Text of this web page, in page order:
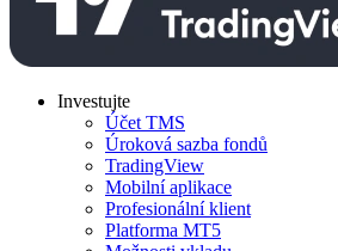
Investujte
Účet TMS
Úroková sazba fondů
TradingView
Mobilní aplikace
Profesionální klient
Platforma MT5